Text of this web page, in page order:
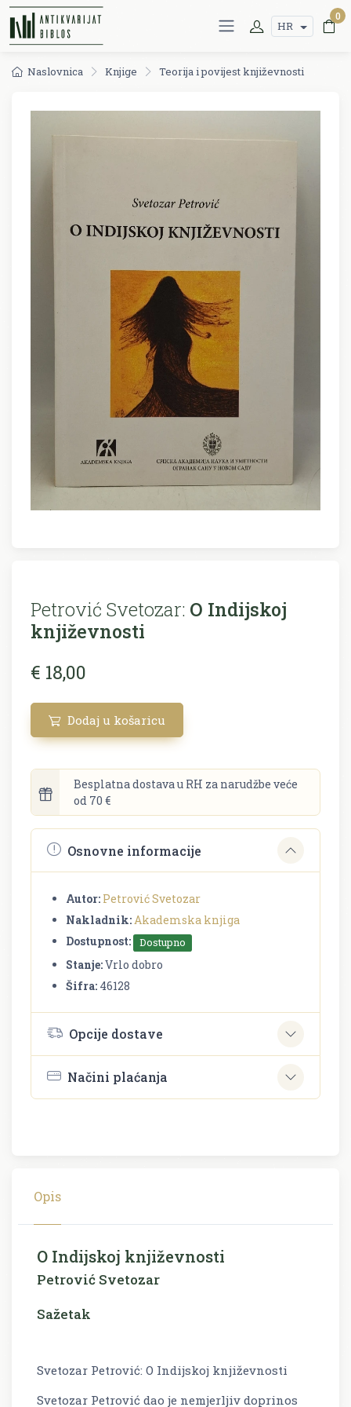
HR
0
Naslovnica Knjige Teorija i povijest književnosti
Petrović Svetozar: O Indijskoj
književnosti
€ 18,00
Dodaj u košaricu
Besplatna dostava u RH za narudžbe veće
od 70 €
Osnovne informacije
Autor: Petrović Svetozar
Nakladnik:Akademska knjiga
Dostupnost:
Dostupno
Stanje:Vrlo dobro
Šifra: 46128
Opcije dostave
Načini plaćanja
Opis
O Indijskoj književnosti
Petrović Svetozar
Sažetak
Svetozar Petrović: O Indijskoj književnosti
Svetozar Petrović dao je nemjerljiv doprinos